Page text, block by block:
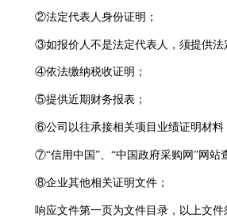
②法定代表人身份证明；
③如报价人不是法定代表人，须提供法
④依法缴纳税收证明；
⑤提供近期财务报表；
⑥公司以往承接相关项目业绩证明材料
⑦“信用中国”、“中国政府采购网”网站
⑧企业其他相关证明文件；
响应文件第一页为文件目录，以上文件